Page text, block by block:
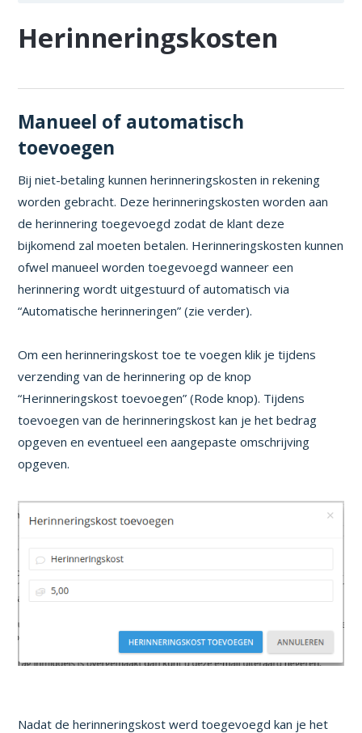
Herinneringskosten
Manueel of automatisch
toevoegen
Bij niet-betaling kunnen herinneringskosten in rekening
worden gebracht. Deze herinneringskosten worden aan
de herinnering toegevoegd zodat de klant deze
bijkomend zal moeten betalen. Herinneringskosten kunnen
ofwel manueel worden toegevoegd wanneer een
herinnering wordt uitgestuurd of automatisch via
“Automatische herinneringen” (zie verder).
Om een herinneringskost toe te voegen klik je tijdens
verzending van de herinnering op de knop
“Herinneringskost toevoegen” (Rode knop). Tijdens
toevoegen van de herinneringskost kan je het bedrag
opgeven en eventueel een aangepaste omschrijving
opgeven.
Nadat de herinneringskost werd toegevoegd kan je het